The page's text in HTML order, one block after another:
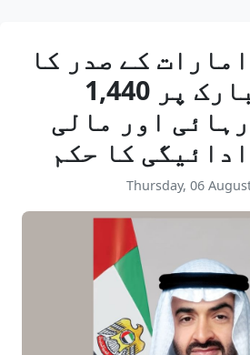
کے صدر کا
رمضان المبارک پر 1,440
اور مالی
کا حکم
Thursday, 06